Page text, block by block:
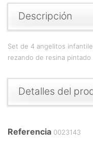
Descripción
Set de 4 angelitos
rezando de resina pintado
Detalles del
Referencia 0023143